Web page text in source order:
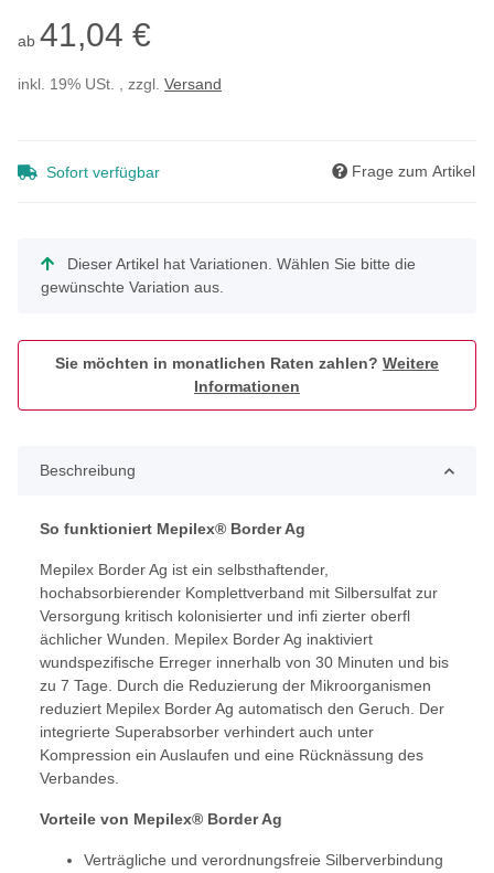
ab 41,04 €
inkl. 19% USt. , zzgl. Versand
Sofort verfügbar Frage zum Artikel
x
Dieser Artikel hat Variationen. Wählen Sie bitte die
gewünschte Variation aus.
Sie möchten in monatlichen Raten zahlen? Weitere
Informationen
Beschreibung
So funktioniert Mepilex® Border Ag
Mepilex Border Ag ist ein selbsthaftender,
hochabsorbierender Komplettverband mit Silbersulfat zur
Versorgung kritisch kolonisierter und infi zierter oberfl
ächlicher Wunden. Mepilex Border Ag inaktiviert
wundspezifische Erreger innerhalb von 30 Minuten und bis
zu 7 Tage. Durch die Reduzierung der Mikroorganismen
reduziert Mepilex Border Ag automatisch den Geruch. Der
integrierte Superabsorber verhindert auch unter
Kompression ein Auslaufen und eine Rücknässung des
Verbandes.
Vorteile von Mepilex® Border Ag
Verträgliche und verordnungsfreie Silberverbindung